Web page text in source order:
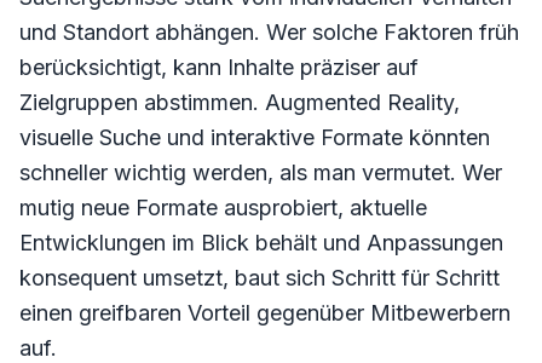
und Standort abhängen. Wer solche Faktoren früh
berücksichtigt, kann Inhalte präziser auf
Zielgruppen abstimmen. Augmented Reality,
visuelle Suche und interaktive Formate könnten
schneller wichtig werden, als man vermutet. Wer
mutig neue Formate ausprobiert, aktuelle
Entwicklungen im Blick behält und Anpassungen
konsequent umsetzt, baut sich Schritt für Schritt
einen greifbaren Vorteil gegenüber Mitbewerbern
auf.